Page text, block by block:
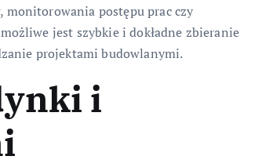
monitorowania postępu prac czy
jest szybkie i dokładne zbieranie
projektami budowlanymi.
i